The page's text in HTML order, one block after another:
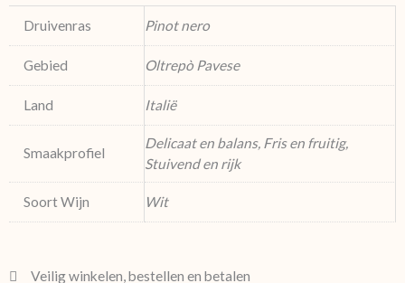
Druivenras Pinot nero
Gebied Oltrepò Pavese
Land Italië
Smaakprofiel
Delicaat en balans, Fris en fruitig,
Stuivend en rijk
Soort Wijn Wit
Veilig winkelen, bestellen en betalen